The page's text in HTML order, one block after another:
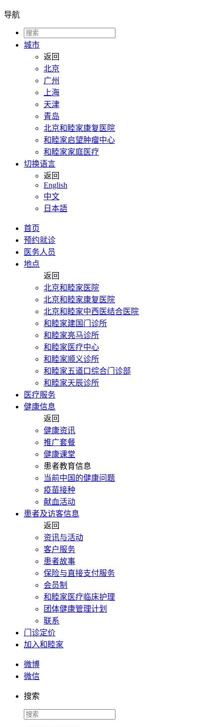
导航
城市
返回
北京
广州
上海
天津
青岛
北京和睦家康复医院
和睦家启望肿瘤中心
和睦家家庭医疗
切换语言
返回
English
中文
日本語
首页
预约就诊
医务人员
地点
返回
北京和睦家医院
北京和睦家康复医院
北京和睦家中西医结合医院
和睦家建国门诊所
和睦家亮马诊所
和睦家医疗中心
和睦家顺义诊所
和睦家五道口综合门诊部
和睦家天辰诊所
医疗服务
健康信息
返回
健康资讯
推广套餐
健康课堂
患者教育信息
当前中国的健康问题
疫苗接种
献血活动
患者及访客信息
返回
资讯与活动
客户服务
患者故事
保险与直接支付服务
会员制
和睦家医疗临床护理
团体健康管理计划
联系
门诊定价
加入和睦家
微博
微信
搜索